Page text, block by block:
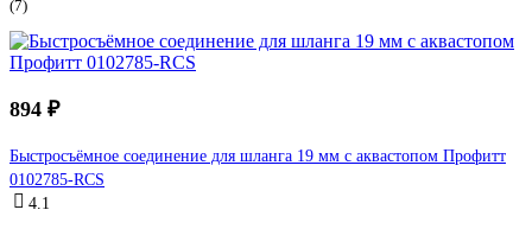
(7)
894 ₽
Быстросъёмное соединение для шланга 19 мм с аквастопом Профитт
0102785-RCS
4.1